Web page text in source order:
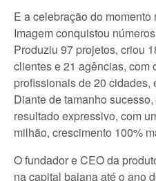
E a celebração do
Imagem conquistou
Produziu 97 projetos, criou
clientes e 21 agências, com
profissionais de 20 cidades,
Diante de tamanho
resultado expressivo, com
milhão, crescimento 100%
O fundador e CEO da
na capital baiana até o ano